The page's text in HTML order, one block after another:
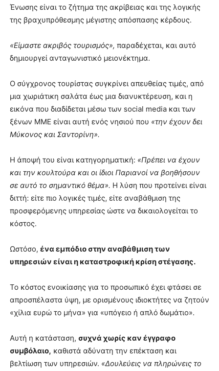
Ένωσης είναι το ζήτημα της ακρίβειας και της λογικής
της βραχυπρόθεσμης μέγιστης απόσπασης κέρδους.
«Είμαστε ακριβός τουρισμός», παραδέχεται, και αυτό
δημιουργεί ανταγωνιστικό μειονέκτημα.
Ο σύγχρονος τουρίστας συγκρίνει απευθείας τιμές, από
μια χωριάτικη σαλάτα έως μια διανυκτέρευση, και η
εικόνα που διαδίδεται μέσω των social media και των
ξένων ΜΜΕ είναι αυτή ενός νησιού που «την έχουν δει
Μύκονος και Σαντορίνη».
Η άποψή του είναι κατηγορηματική: «Πρέπει να έχουν
και την κουλτούρα και οι ίδιοι Παριανοί να βοηθήσουν
σε αυτό το σημαντικό θέμα». Η λύση που προτείνει είναι
διττή: είτε πιο λογικές τιμές, είτε αναβάθμιση της
προσφερόμενης υπηρεσίας ώστε να δικαιολογείται το
κόστος.
Ωστόσο, ένα εμπόδιο στην αναβάθμιση των
υπηρεσιών είναι η καταστροφική κρίση στέγασης.
Το κόστος ενοικίασης για το προσωπικό έχει φτάσει σε
απροσπέλαστα ύψη, με ορισμένους ιδιοκτήτες να ζητούν
«χίλια ευρώ το μήνα» για «υπόγειο ή απλό δωμάτιο».
Αυτή η κατάσταση, συχνά χωρίς καν έγγραφο
συμβόλαιο, καθιστά αδύνατη την επέκταση και
βελτίωση των υπηρεσιών. «Δουλεύεις να πληρώνεις το